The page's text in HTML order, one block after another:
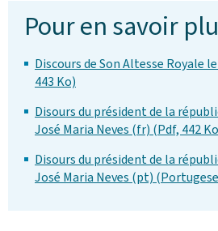
Pour en savoir
Discours de Son Altesse Royale
443 Ko)
Disours du président de la
José Maria Neves (fr) (Pdf, 442
Disours du président de la
José Maria Neves (pt)